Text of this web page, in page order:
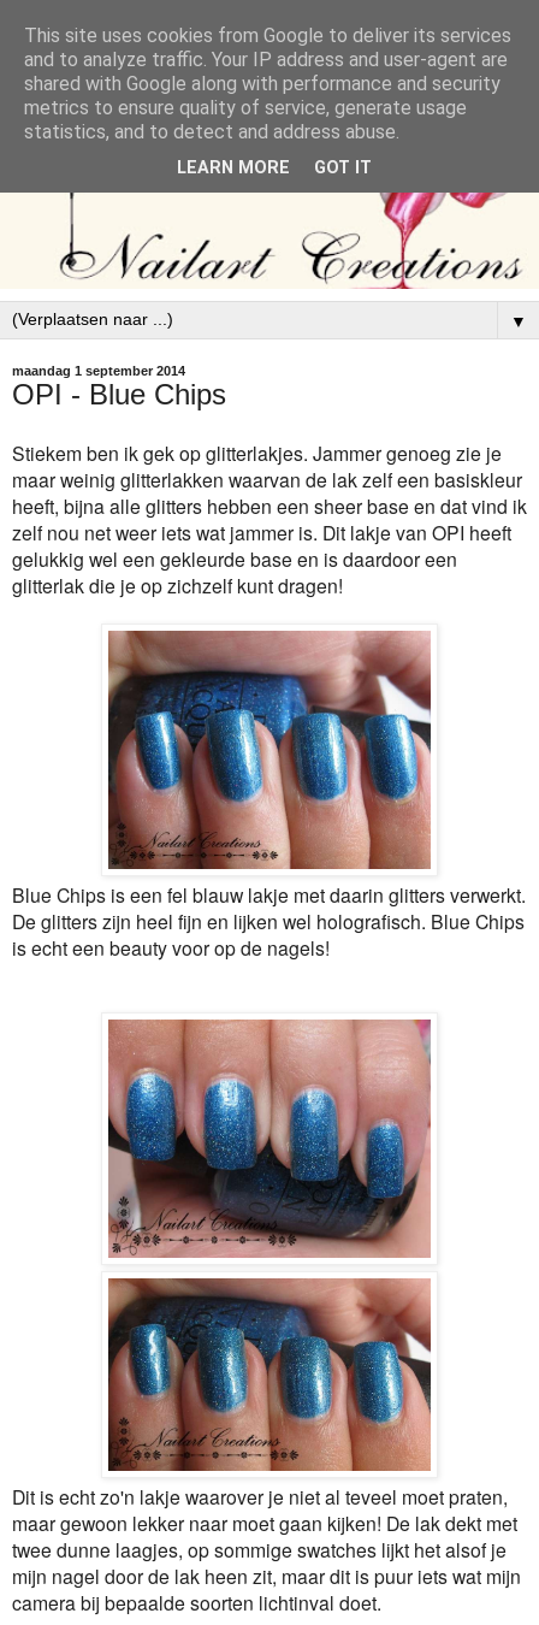
▼
maandag 1 september 2014
OPI - Blue Chips
Stiekem ben ik gek op glitterlakjes. Jammer genoeg zie je
maar weinig glitterlakken waarvan de lak zelf een basiskleur
heeft, bijna alle glitters hebben een sheer base en dat vind ik
zelf nou net weer iets wat jammer is. Dit lakje van OPI heeft
gelukkig wel een gekleurde base en is daardoor een
glitterlak die je op zichzelf kunt dragen!
Blue Chips is een fel blauw lakje met daarin glitters verwerkt.
De glitters zijn heel fijn en lijken wel holografisch. Blue Chips
is echt een beauty voor op de nagels!
Dit is echt zo'n lakje waarover je niet al teveel moet praten,
maar gewoon lekker naar moet gaan kijken! De lak dekt met
twee dunne laagjes, op sommige swatches lijkt het alsof je
mijn nagel door de lak heen zit, maar dit is puur iets wat mijn
camera bij bepaalde soorten lichtinval doet.
This site uses cookies from Google to deliver its services
and to analyze traffic. Your IP address and user-agent are
shared with Google along with performance and security
metrics to ensure quality of service, generate usage
statistics, and to detect and address abuse.
LEARN MORE GOT IT